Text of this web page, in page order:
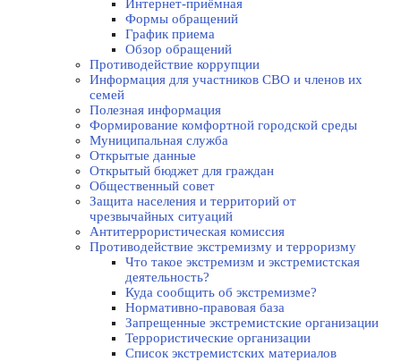
Интернет-приёмная
Формы обращений
График приема
Обзор обращений
Противодействие коррупции
Информация для участников СВО и членов их
семей
Полезная информация
Формирование комфортной городской среды
Муниципальная служба
Открытые данные
Открытый бюджет для граждан
Общественный совет
Защита населения и территорий от
чрезвычайных ситуаций
Антитеррористическая комиссия
Противодействие экстремизму и терроризму
Что такое экстремизм и экстремистская
деятельность?
Куда сообщить об экстремизме?
Нормативно-правовая база
Запрещенные экстремистские организации
Террористические организации
Список экстремистских материалов